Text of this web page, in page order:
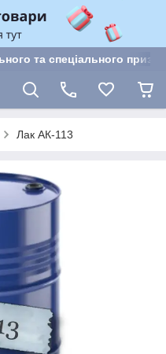
та спеціального
Лак АК-113